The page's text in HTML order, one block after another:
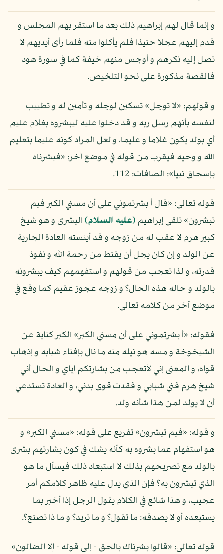
و إنما قال لهم إبراهيم ذلك بعد ما استقر بهم المجلس و
قدم إليهم عجلا حنيذا فلم يأكلوا منه فلما رأى أيديهم لا
تصل إليه نكرهم و أوجس منهم خيفة كما في سورة هود
فالقصة مذكورة على نحو التلخيص.
و قولهم: «لا توجل» تسكين لوجله و تأمين له و تطييب
لنفسه بأنهم رسل ربه و قد دخلوا عليه ليبشروه بغلام عليم
أي بولد يكون غلاما و عليما، و لعل المراد كونه عليما بتعليم
الله و وحيه فيقرب من قوله في موضع آخر: «فبشرناه
بإسحاق نبيا»: الصافات: 112.
قوله تعالى: «قال أ بشرتموني على أن مسني الكبر فبم
تبشرون» تلقى إبراهيم(عليه السلام)البشرى و هو شيخ
كبير هرم لا عقب له من زوجه و قد أيئسته العادة الجارية
عن الولد و إن كان يجل أن يقنط من رحمة الله و نفوذ
قدرته، و لذا تعجب من قولهم و استفهمهم كيف يبشرونه
بالولد و حاله هذه الحال؟ و زوجه عجوز عقيم كما وقع في
موضع آخر من كلامه تعالى.
فقوله: «أ بشرتموني على أن مسني الكبر» الكبر كناية عن
الشيخوخة و مسه هو نيله منه ما نال بإفناء شبابه و إذهاب
قواه، و المعنى إني لأتعجب من بشارتكم إياي و الحال أني
شيخ هرم فني شبابي و فقدت قوى بدني، و العادة تستدعي
أن لا يولد لمن هذا شأنه ولد.
و قوله: «فبم تبشرون» تفريع على قوله: «مسني الكبر» و
هو استفهام عما بشروه به كأنه يشك في كون بشارتهم بشرى
بالولد مع تصريحهم بذلك لا استبعاد ذلك فيسأل ما هو
الذي تبشرون به؟ فإن الذي يدل عليه ظاهر كلامكم أمر
عجيب، و هذا شائع في الكلام يقول الرجل إذا أخبر بما
يستبعده أو لا يصدقه: ما تقول؟ و ما تريد؟ و ما ذا تصنع؟.
قوله تعالى: «قالوا بشرناك بالحق - إلى قوله - إلا الضالون»